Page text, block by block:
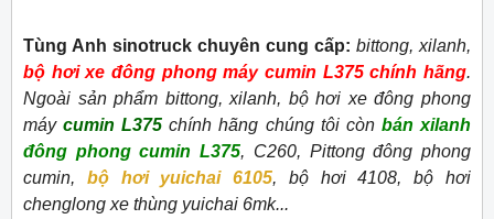
Tùng Anh sinotruck chuyên cung cấp: bittong, xilanh,
bộ hơi xe đông phong máy cumin L375 chính hãng.
Ngoài sản phẩm bittong, xilanh, bộ hơi xe đông phong
máycumin L375 chính hãng chúng tôi còn bán xilanh
đông phong cumin L375, C260, Pittong đông phong
cumin, bộ hơi yuichai 6105, bộ hơi 4108, bộ hơi
chenglong xe thùng yuichai 6mk...